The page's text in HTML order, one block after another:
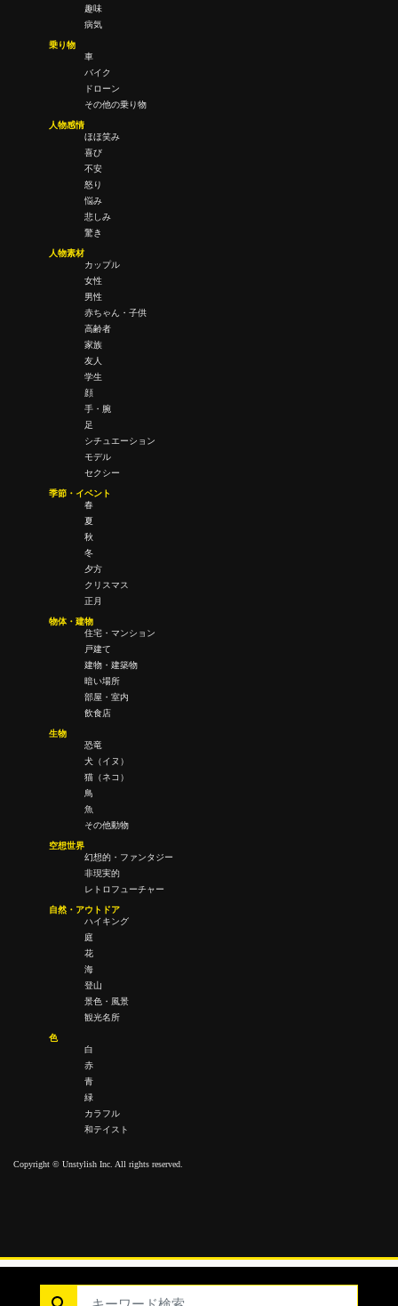
趣味
病気
乗り物
車
バイク
ドローン
その他の乗り物
人物感情
ほほ笑み
喜び
不安
怒り
悩み
悲しみ
驚き
人物素材
カップル
女性
男性
赤ちゃん・子供
高齢者
家族
友人
学生
顔
手・腕
足
シチュエーション
モデル
セクシー
季節・イベント
春
夏
秋
冬
夕方
クリスマス
正月
物体・建物
住宅・マンション
戸建て
建物・建築物
暗い場所
部屋・室内
飲食店
生物
恐竜
犬（イヌ）
猫（ネコ）
鳥
魚
その他動物
空想世界
幻想的・ファンタジー
非現実的
レトロフューチャー
自然・アウトドア
ハイキング
庭
花
海
登山
景色・風景
観光名所
色
白
赤
青
緑
カラフル
和テイスト
Copyright © Unstylish Inc. All rights reserved.